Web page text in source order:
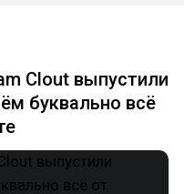
Clout выпустили
буквально всё